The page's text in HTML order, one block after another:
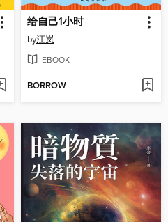
给自己1小时
by江岚
EBOOK
BORROW